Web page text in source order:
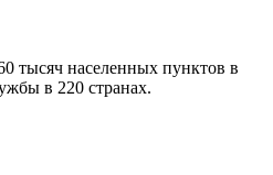
тысяч населенных пунктов в
в 220 странах.